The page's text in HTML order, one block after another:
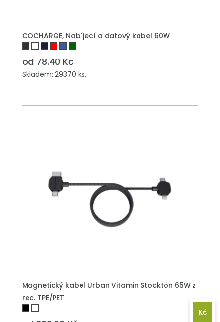
COCHARGE, Nabíjecí a datový kabel 60W
od 78.40 Kč
Skladem: 29370 ks.
Magnetický kabel Urban Vitamin Stockton 65W z
rec. TPE/PET
Kč